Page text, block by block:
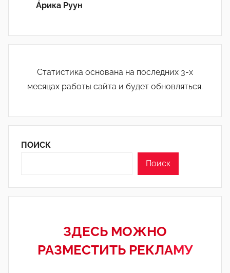
Áрика Руун
Статистика основана на последних 3-х
месяцах работы сайта и будет обновляться.
ПОИСК
Поиск
ЗДЕСЬ МОЖНО
РАЗМЕСТИТЬ РЕКЛАМУ